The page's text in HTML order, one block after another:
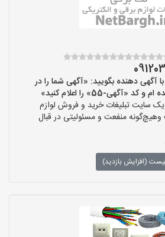
آگهی دهنده بگویید: «آگهی شما را در
55» را اعلام کنید»
سایت تبلیغات خرید و فروش لوازم
منفعت و مسئولیتی در قبال
(افزایش بازدید)